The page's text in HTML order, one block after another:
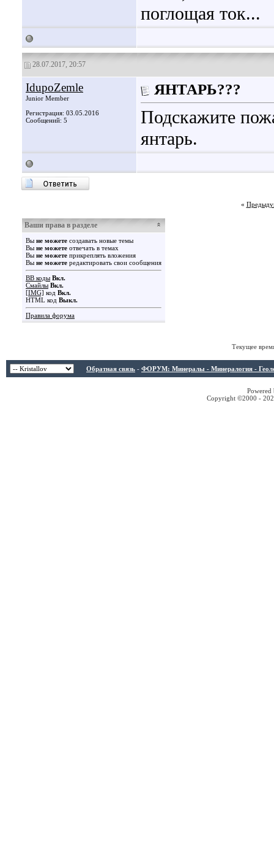
поглощая ток...
28.07.2017, 20:57
IdupoZemle
Junior Member
Регистрация: 03.05.2016
Сообщений: 5
ЯНТАРЬ???
Подскажите
янтарь.
«
Ваши права в разделе
Вы не можете создавать новые темы
Вы не можете отвечать в темах
Вы не можете прикреплять вложения
Вы не можете редактировать свои сообщения
BB коды Вкл.
Смайлы Вкл.
[IMG] код Вкл.
HTML код Выкл.
Правила форума
Текущее
Обратная связь - ФОРУМ: Минералы - Минералогия -
Copyright ©2000 -